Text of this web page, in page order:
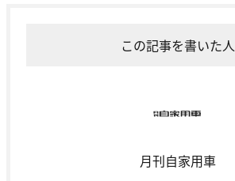
この記事を書いた人
月刊自家用車